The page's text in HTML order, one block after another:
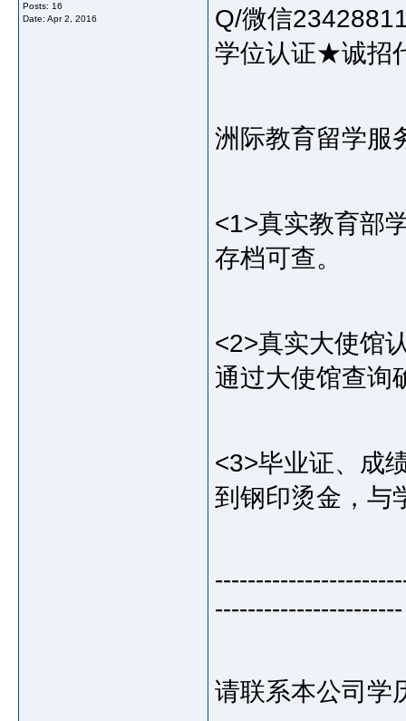
Posts: 16
Date: Apr 2, 2016
Q/微信
学位认证★诚招
洲际教育留学服
<1>真实教育部
存档可查。
<2>真实大使馆
通过大使馆查询
<3>毕业证、成
到钢印烫金，与
-----------------------
请联系本公司学